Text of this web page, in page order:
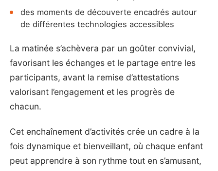
des moments de découverte encadrés autour
de différentes technologies accessibles
La matinée s’achèvera par un goûter convivial,
favorisant les échanges et le partage entre les
participants, avant la remise d’attestations
valorisant l’engagement et les progrès de
chacun.
Cet enchaînement d’activités crée un cadre à la
fois dynamique et bienveillant, où chaque enfant
peut apprendre à son rythme tout en s’amusant,